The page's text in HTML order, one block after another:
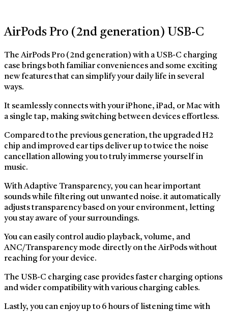
AirPods Pro (2nd generation) USB‑C
The AirPods Pro (2nd generation) with a USB-C charging
case brings both familiar conveniences and some exciting
new features that can simplify your daily life in several
ways.
It seamlessly connects with your iPhone, iPad, or Mac with
a single tap, making switching between devices effortless.
Compared to the previous generation, the upgraded H2
chip and improved ear tips deliver up to twice the noise
cancellation allowing you to truly immerse yourself in
music.
With Adaptive Transparency, you can hear important
sounds while filtering out unwanted noise. it automatically
adjusts transparency based on your environment, letting
you stay aware of your surroundings.
You can easily control audio playback, volume, and
ANC/Transparency mode directly on the AirPods without
reaching for your device.
The USB-C charging case provides faster charging options
and wider compatibility with various charging cables.
Lastly, you can enjoy up to 6 hours of listening time with